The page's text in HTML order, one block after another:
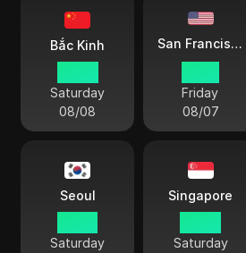
Bắc Kinh
Saturday
08/08
San Francisco
Friday
08/07
Seoul
Saturday
Singapore
Saturday